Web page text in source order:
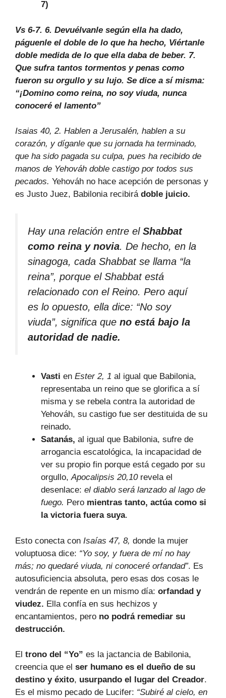
7)
Vs 6-7. 6. Devuélvanle según ella ha dado,
páguenle el doble de lo que ha hecho, Viértanle
doble medida de lo que ella daba de beber. 7.
Que sufra tantos tormentos y penas como
fueron su orgullo y su lujo. Se dice a sí misma:
“¡Domino como reina, no soy viuda, nunca
conoceré el lamento”
Isaias 40, 2. Hablen a Jerusalén, hablen a su
corazón, y díganle que su jornada ha terminado,
que ha sido pagada su culpa, pues ha recibido de
manos de Yehováh doble castigo por todos sus
pecados. Yehováh no hace acepción de personas y
es Justo Juez, Babilonia recibirá doble juicio.
Hay una relación entre el Shabbat
como reina y novia. De hecho, en la
sinagoga, cada Shabbat se llama “la
reina”, porque el Shabbat está
relacionado con el Reino. Pero aquí
es lo opuesto, ella dice: “No soy
viuda”, significa que no está bajo la
autoridad de nadie.
Vasti en Ester 2, 1 al igual que Babilonia,
representaba un reino que se glorifica a sí
misma y se rebela contra la autoridad de
Yehováh, su castigo fue ser destituida de su
reinado.
Satanás, al igual que Babilonia, sufre de
arrogancia escatológica, la incapacidad de
ver su propio fin porque está cegado por su
orgullo,Apocalipsis 20,10revela el
desenlace: el diablo será lanzado al lago de
fuego. Pero mientras tanto, actúa como si
la victoria fuera suya.
Esto conecta con Isaías 47, 8, donde la mujer
voluptuosa dice: “Yo soy, y fuera de mí no hay
más; no quedaré viuda, ni conoceré orfandad”. Es
autosuficiencia absoluta, pero esas dos cosas le
vendrán de repente en un mismo día: orfandad y
viudez. Ella confía en sus hechizos y
encantamientos, pero no podrá remediar su
destrucción.
El trono del “Yo” es la jactancia de Babilonia,
creencia que el ser humano es el dueño de su
destino y éxito, usurpando el lugar del Creador.
Es el mismo pecado de Lucifer: “Subiré al cielo, en